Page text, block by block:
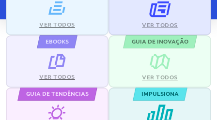
VER TODOS VER TODOS
EBOOKS
VER TODOS
GUIA DE INOVAÇÃO
VER TODOS
GUIA DE TENDÊNCIAS IMPULSIONA